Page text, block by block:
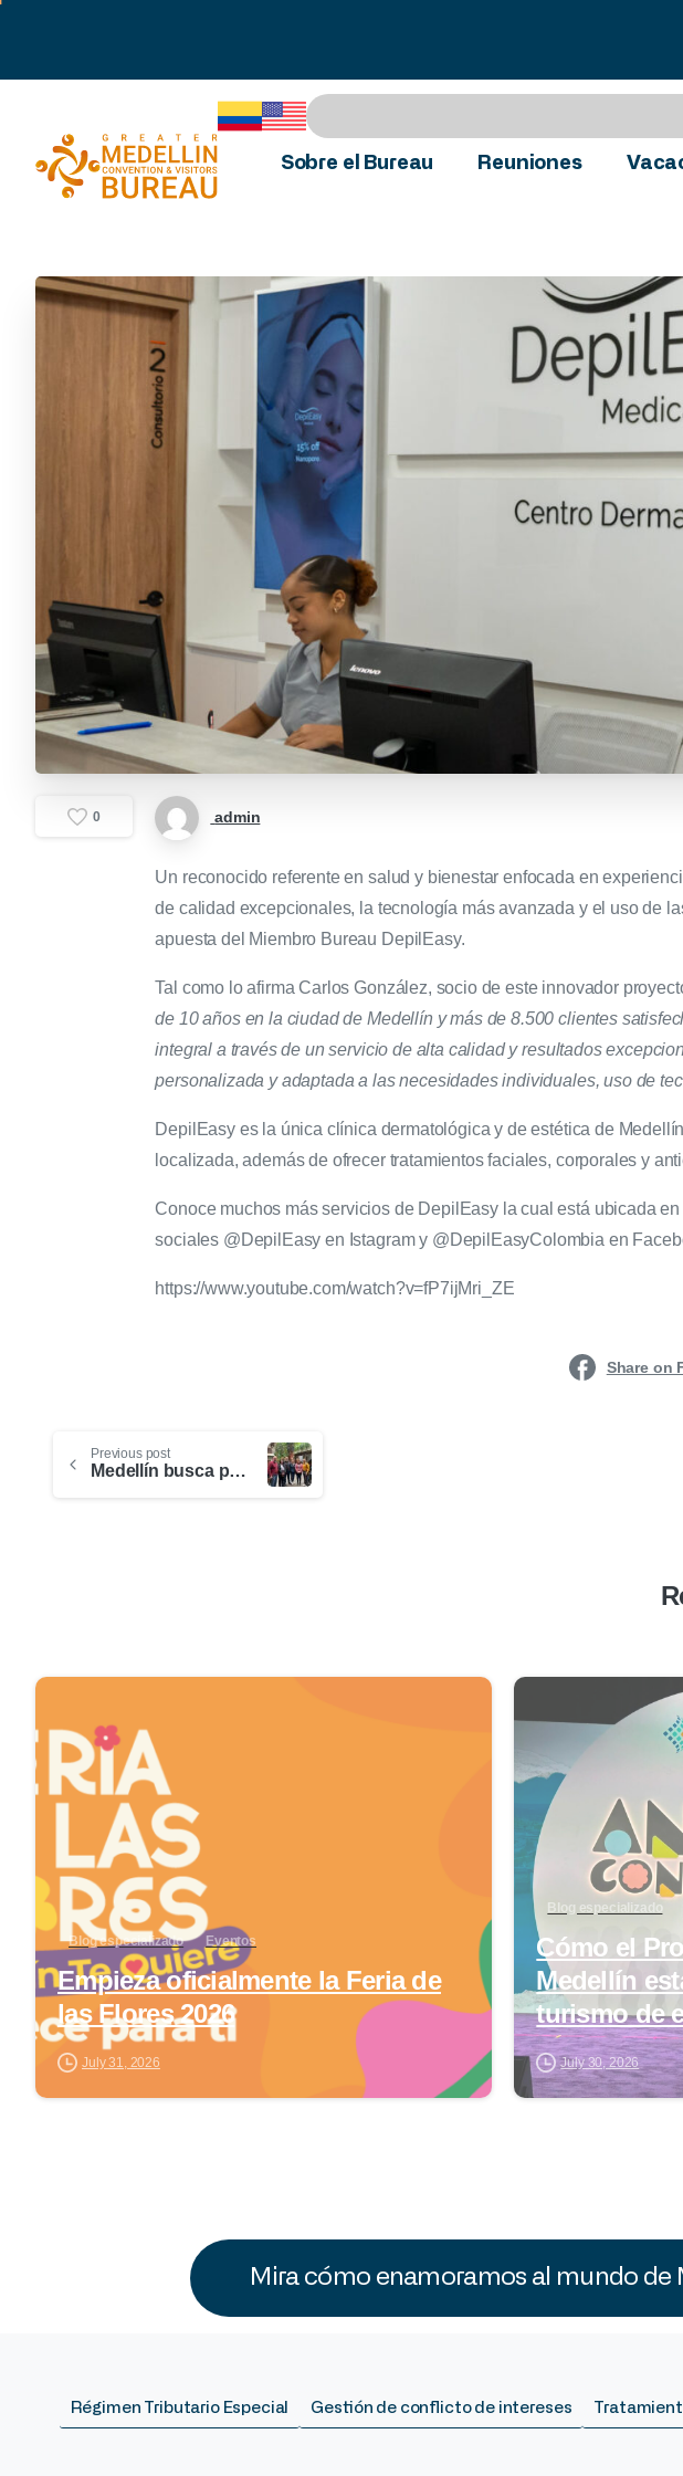
Sobre el Bureau Reuniones
0 admin
Un reconocido referente en salud y bienestar enfocada en
de calidad excepcionales, la tecnología más avanzada y el uso de
apuesta del Miembro Bureau DepilEasy.
Tal como lo afirma Carlos González, socio de este innovador
de 10 años en la ciudad de Medellín y más de 8.500 clientes
integral a través de un servicio de alta calidad y resultados
personalizada y adaptada a las necesidades individuales, uso de
DepilEasy es la única clínica dermatológica y de estética de
localizada, además de ofrecer tratamientos faciales, corporales y
Conoce muchos más servicios de DepilEasy la cual está ubicada
sociales @DepilEasy en Istagram y @DepilEasyColombia en
https://www.youtube.com/watch?v=fP7ijMri_ZE
Share on
Previous post
Medellín busca posicionarse como líder en turismo de salud internacional tras misión exploratoria en Costa Rica
Blog especializado Eventos
Empieza oficialmente la Feria de
las Flores 2026
July 31, 2026
Blog especializado
Cómo el
Medellín
turismo de
July 30, 2026
Mira cómo enamoramos al mundo de
Régimen Tributario Especial Gestión de conflicto de intereses